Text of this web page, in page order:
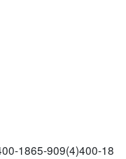
1865-909(4)400-18